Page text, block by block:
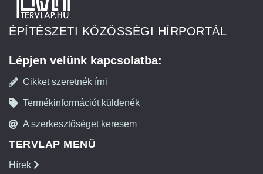
ÉPÍTÉSZETI KÖZÖSSÉGI HÍRPORTÁL
Lépjen velünk kapcsolatba:
Cikket szeretnék írni
Termékinformációt küldenék
A szerkesztőséget keresem
TERVLAP MENÜ
Hírek